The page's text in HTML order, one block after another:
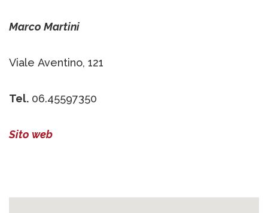
Marco Martini
Viale Aventino, 121
Tel. 06.45597350
Sito web